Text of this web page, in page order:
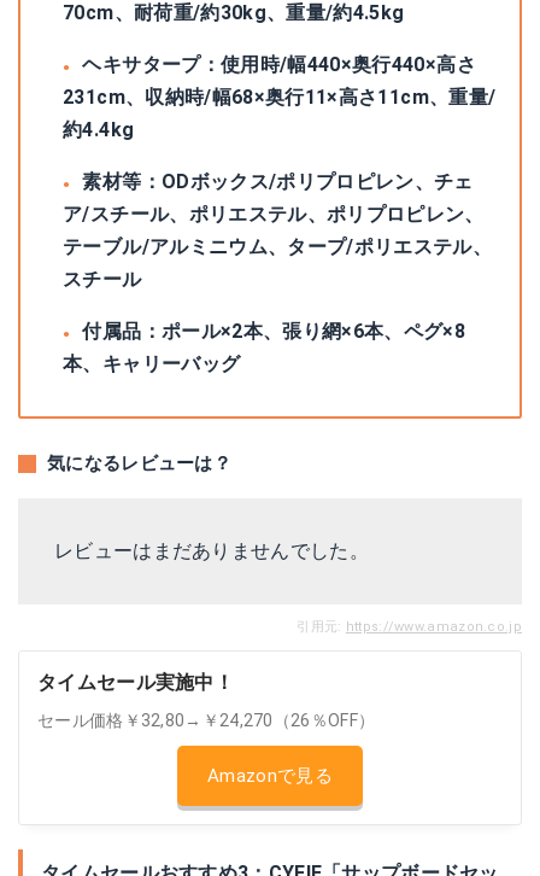
70cm、耐荷重/約30kg、重量/約4.5kg
ヘキサタープ：使用時/幅440×奥行440×高さ
231cm、収納時/幅68×奥行11×高さ11cm、重量/
約4.4kg
素材等：ODボックス/ポリプロピレン、チェ
ア/スチール、ポリエステル、ポリプロピレン、
テーブル/アルミニウム、タープ/ポリエステル、
スチール
付属品：ポール×2本、張り網×6本、ペグ×8
本、キャリーバッグ
気になるレビューは？
レビューはまだありませんでした。
引用元: https://www.amazon.co.jp
タイムセール実施中！
セール価格￥32,80→￥24,270（26％OFF）
Amazonで見る